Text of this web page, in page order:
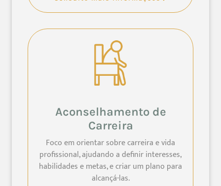
Aconselhamento de
Carreira
Foco em orientar sobre carreira e vida
profissional, ajudando a definir interesses,
habilidades e metas, e criar um plano para
alcançá-las.